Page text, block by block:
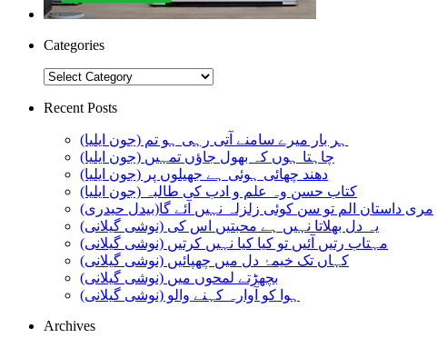
Categories
Categories
Recent Posts
ہر بار میرے سامنے آتی رہی ہو تم (جون ایلیا)
چاہتا ہوں کہ بھول جاؤں تمہیں (جون ایلیا)
دھند چھائی ہوئی ہے جھیلوں پر (جون ایلیا)
کتاب حسن وہ علم و ادب کی طالبہ (جون ایلیا)
مری داستان الم تو سن کوئی زلزلہ نہیں آئے گا(بیدل حیدری)
یہ دل بھلاتا نہیں ہے محبتیں اس کی (نوشی گیلانی)
مہتاب رتیں آئیں تو کیا کیا نہیں کرتیں (نوشی گیلانی)
کہاں تک خیمۂ دل میں چھپائیں (نوشی گیلانی)
بچھڑتے لمحوں میں (نوشی گیلانی)
ہوا کو آوارہ کہنے والو (نوشی گیلانی)
Archives